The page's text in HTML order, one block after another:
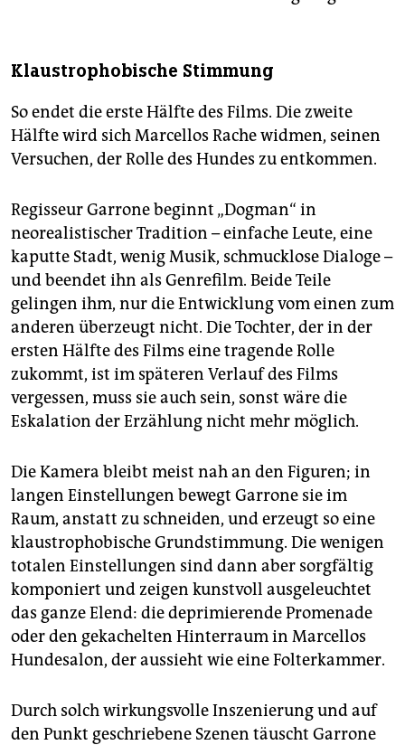
Klaustrophobische Stimmung
So endet die erste Hälfte des Films. Die zweite
Hälfte wird sich Marcellos Rache widmen, seinen
Versuchen, der Rolle des Hundes zu entkommen.
Regisseur Garrone beginnt „Dogman“ in
neorealistischer Tradition – einfache Leute, eine
kaputte Stadt, wenig Musik, schmucklose Dialoge –
und beendet ihn als Genrefilm. Beide Teile
gelingen ihm, nur die Entwicklung vom einen zum
anderen überzeugt nicht. Die Tochter, der in der
ersten Hälfte des Films eine tragende Rolle
zukommt, ist im späteren Verlauf des Films
vergessen, muss sie auch sein, sonst wäre die
Eskalation der Erzählung nicht mehr möglich.
Die Kamera bleibt meist nah an den Figuren; in
langen Einstellungen bewegt Garrone sie im
Raum, anstatt zu schneiden, und erzeugt so eine
klaustrophobische Grundstimmung. Die wenigen
totalen Einstellungen sind dann aber sorgfältig
komponiert und zeigen kunstvoll ausgeleuchtet
das ganze Elend: die deprimierende Promenade
oder den gekachelten Hinterraum in Marcellos
Hundesalon, der aussieht wie eine Folterkammer.
Durch solch wirkungsvolle Inszenierung und auf
den Punkt geschriebene Szenen täuscht Garrone